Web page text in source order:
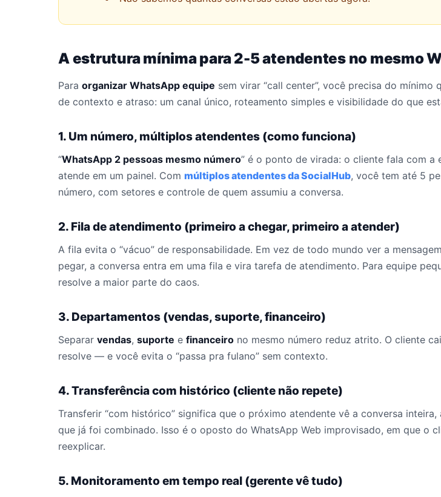
A estrutura mínima para 2-5 atendentes no mesmo
Para organizar WhatsApp equipe sem virar “call center”, você precisa do mínimo
de contexto e atraso: um canal único, roteamento simples e visibilidade do que
1. Um número, múltiplos atendentes (como funciona)
“WhatsApp 2 pessoas mesmo número” é o ponto de virada: o cliente fala com a
atende em um painel. Com múltiplos atendentes da SocialHub, você tem até 5
número, com setores e controle de quem assumiu a conversa.
2. Fila de atendimento (primeiro a chegar, primeiro a atender)
A fila evita o “vácuo” de responsabilidade. Em vez de todo mundo ver a
pegar, a conversa entra em uma fila e vira tarefa de atendimento. Para equipe
resolve a maior parte do caos.
3. Departamentos (vendas, suporte, financeiro)
Separar vendas, suporte e financeiro no mesmo número reduz atrito. O cliente
resolve — e você evita o “passa pra fulano” sem contexto.
4. Transferência com histórico (cliente não repete)
Transferir “com histórico” significa que o próximo atendente vê a conversa inteira,
que já foi combinado. Isso é o oposto do WhatsApp Web improvisado, em que o
reexplicar.
5. Monitoramento em tempo real (gerente vê tudo)